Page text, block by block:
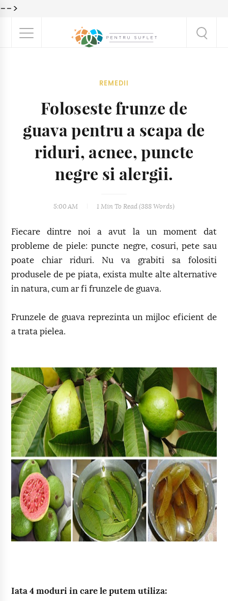
-->
REMEDII
Foloseste frunze de
guava pentru a scapa de
riduri, acnee, puncte
negre si alergii.
5:00 AM 1 Min To Read (388 Words)
Fiecare dintre noi a avut la un moment dat
probleme de piele: puncte negre, cosuri, pete sau
poate chiar riduri. Nu va grabiti sa folositi
produsele de pe piata, exista multe alte alternative
in natura, cum ar fi frunzele de guava.
Frunzele de guava reprezinta un mijloc eficient de
a trata pielea.
Iata 4 moduri in care le putem utiliza: